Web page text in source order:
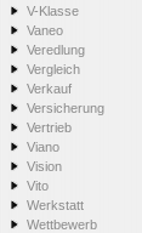
V-Klasse
Vaneo
Veredlung
Vergleich
Verkauf
Versicherung
Vertrieb
Viano
Vision
Vito
Werkstatt
Wettbewerb